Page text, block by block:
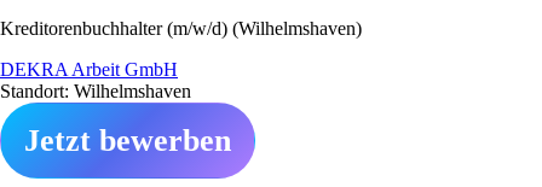
Kreditorenbuchhalter (m/w/d) (Wilhelmshaven)
DEKRA Arbeit GmbH
Standort: Wilhelmshaven
Jetzt bewerben